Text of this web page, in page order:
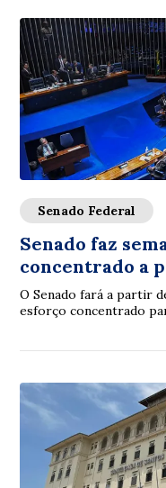
Senado Federal
Senado faz
concentrado a
O Senado fará a partir
esforço concentrado